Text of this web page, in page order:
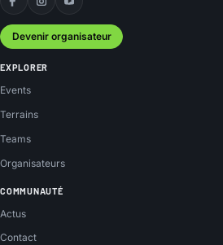
Facebook
Instagram
YouTube
Devenir organisateur
EXPLORER
Events
Terrains
Teams
Organisateurs
COMMUNAUTÉ
Actus
Contact